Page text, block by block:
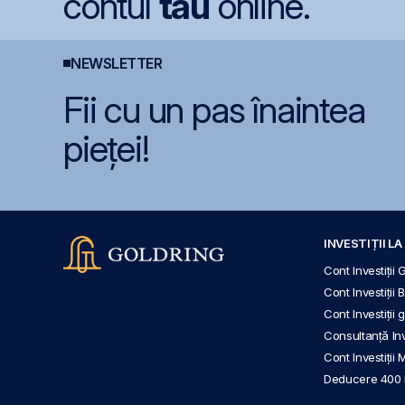
NEWSLETTER
Fii cu un pas înaintea
pieței!
INVESTIȚII LA
Cont Investiții
Cont Investiții
Cont Investiții
Consultanță
Cont Investiții
Deducere 400